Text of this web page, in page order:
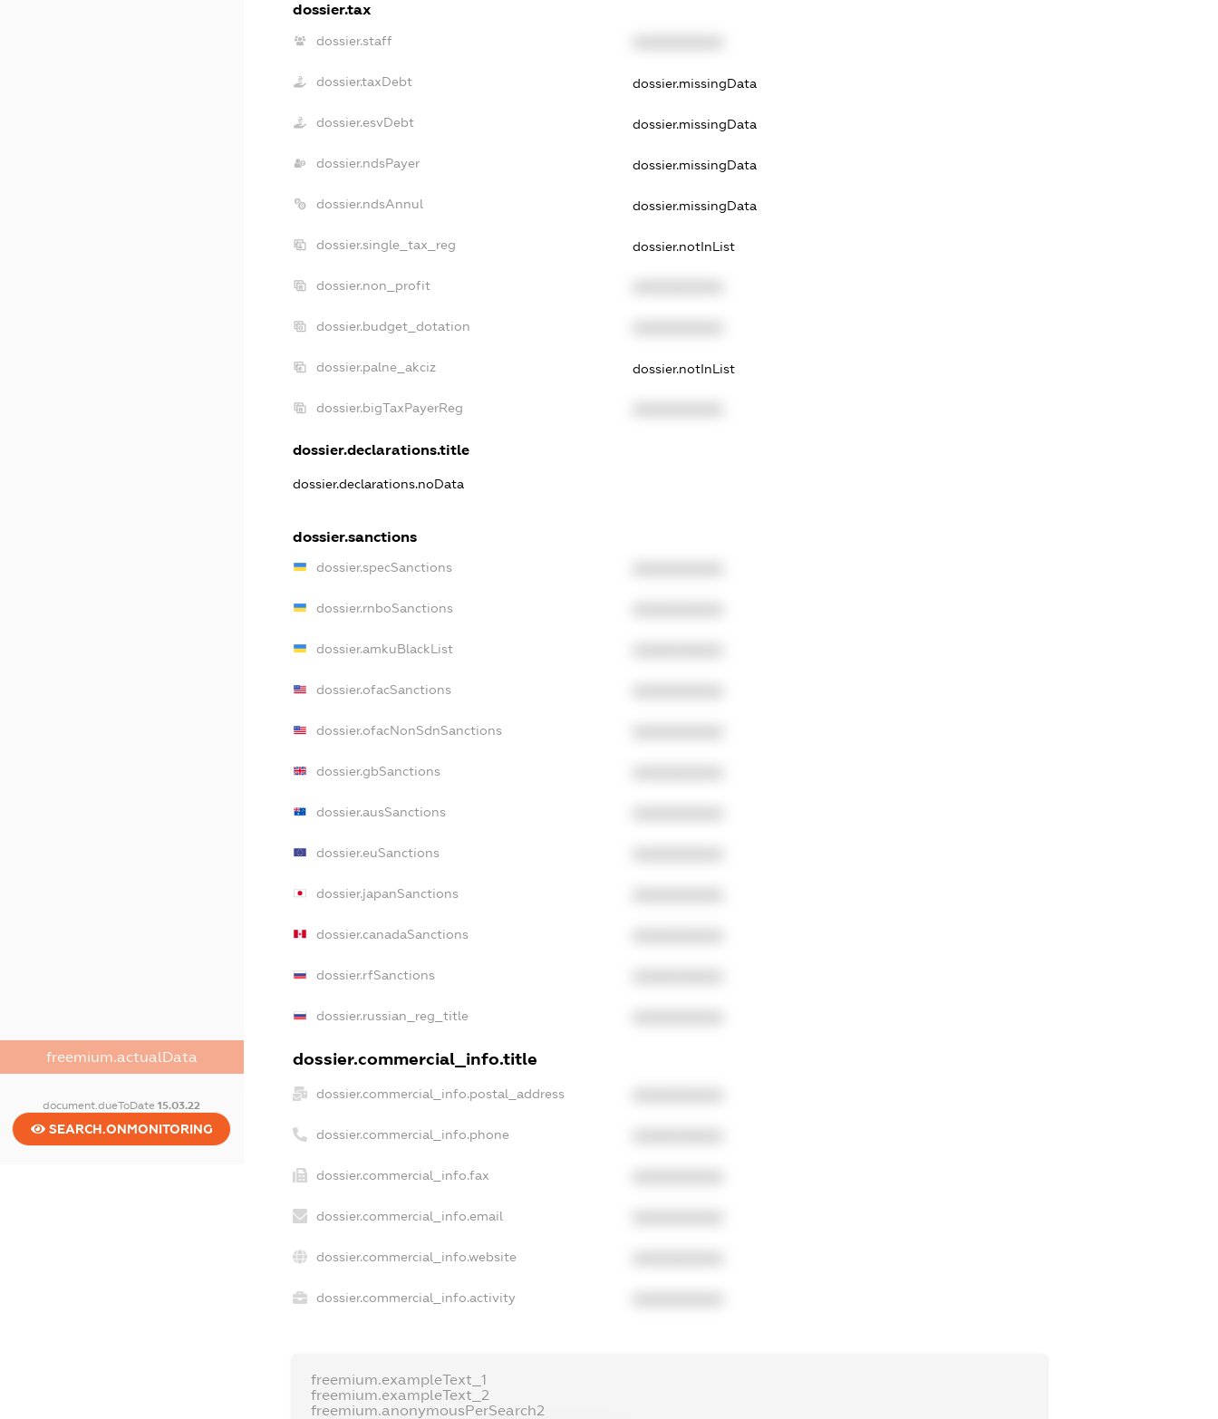
freemium.actualData
document.dueToDate15.03.22
SEARCH.ONMONITORING
dossier.tax
dossier.staff
dossier.taxDebt dossier.missingData
dossier.esvDebt dossier.missingData
dossier.ndsPayer dossier.missingData
dossier.ndsAnnul dossier.missingData
dossier.single_tax_reg dossier.notInList
dossier.non_profit
dossier.budget_dotation
dossier.palne_akciz dossier.notInList
dossier.bigTaxPayerReg
dossier.declarations.title
dossier.declarations.noData
dossier.sanctions
dossier.specSanctions
dossier.rnboSanctions
dossier.amkuBlackList
dossier.ofacSanctions
dossier.ofacNonSdnSanctions
dossier.gbSanctions
dossier.ausSanctions
dossier.euSanctions
dossier.japanSanctions
dossier.canadaSanctions
dossier.rfSanctions
dossier.russian_reg_title
dossier.commercial_info.title
dossier.commercial_info.postal_address
dossier.commercial_info.phone
dossier.commercial_info.fax
dossier.commercial_info.email
dossier.commercial_info.website
dossier.commercial_info.activity
freemium.exampleText_1
freemium.exampleText_2
freemium.anonymousPerSearch2